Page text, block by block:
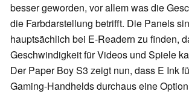
besser geworden, vor allem was die
die Farbdarstellung betrifft. Die Panels
hauptsächlich bei E-Readern zu finden,
Geschwindigkeit für Videos und Spiele
Der Paper Boy S3 zeigt nun, dass E Ink
Gaming-Handhelds durchaus eine